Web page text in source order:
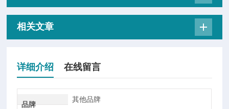
相关文章
详细介绍 在线留言
品牌
其他品牌